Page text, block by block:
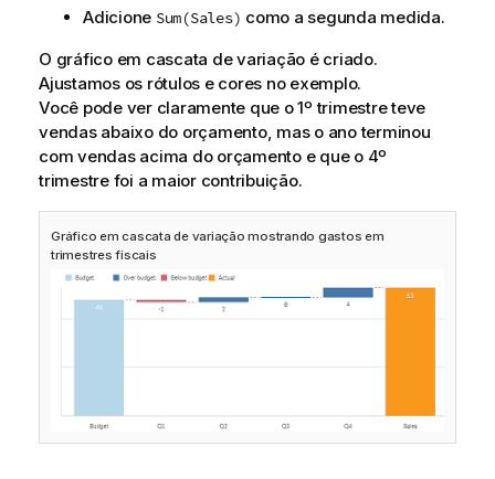
Adicione Sum(Sales) como a segunda medida.
O gráfico em cascata de variação é criado.
Ajustamos os rótulos e cores no exemplo.
Você pode ver claramente que o 1º trimestre teve
vendas abaixo do orçamento, mas o ano terminou
com vendas acima do orçamento e que o 4º
trimestre foi a maior contribuição.
Gráfico em cascata de variação mostrando gastos em
trimestres fiscais